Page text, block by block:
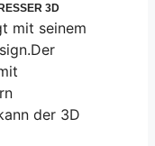
3D
mit seinem
der 3D